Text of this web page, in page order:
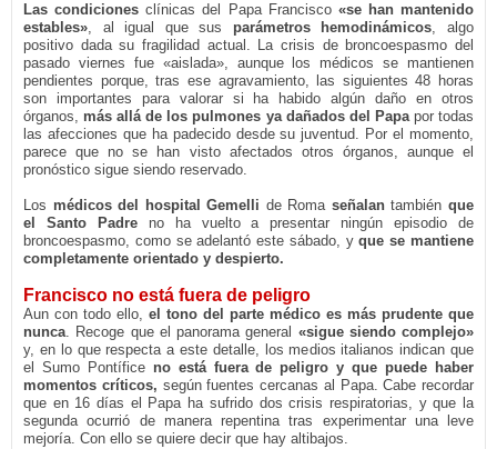
Las condicionesclínicas del Papa Francisco«se han mantenido
estables», al igual que sus parámetros hemodinámicos, algo
positivo dada su fragilidad actual. La crisis de broncoespasmo del
pasado viernes fue «aislada», aunque los médicos se mantienen
pendientes porque, tras ese agravamiento, las siguientes 48 horas
son importantes para valorar si ha habido algún daño en otros
órganos, más allá de los pulmones ya dañados del Papapor todas
las afecciones que ha padecido desde su juventud. Por el momento,
parece que no se han visto afectados otros órganos, aunque el
pronóstico sigue siendo reservado.
Los médicos del hospital Gemelli de Roma señalantambiénque
el Santo Padreno ha vuelto a presentar ningún episodio de
broncoespasmo, como se adelantó este sábado, yque se mantiene
completamente orientado y despierto.
Francisco no está fuera de peligro
Aun con todo ello, el tono del parte médico es más prudente que
nunca. Recoge que el panorama general «sigue siendo complejo»
y, en lo que respecta a este detalle, los medios italianos indican que
el Sumo Pontífice no está fuera de peligro y que puede haber
momentos críticos, según fuentes cercanas al Papa. Cabe recordar
que en 16 días el Papa ha sufrido dos crisis respiratorias, y que la
segunda ocurrió de manera repentina tras experimentar una leve
mejoría. Con ello se quiere decir que hay altibajos.